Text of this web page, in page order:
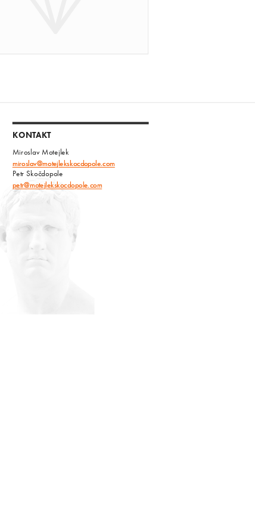
KONTAKT
Miroslav Motejlek
miroslav@motejlekskocdopole.com
Petr Skočdopole
petr@motejlekskocdopole.com